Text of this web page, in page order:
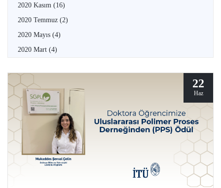
2020 Kasım (16)
2020 Temmuz (2)
2020 Mayıs (4)
2020 Mart (4)
22
Haz